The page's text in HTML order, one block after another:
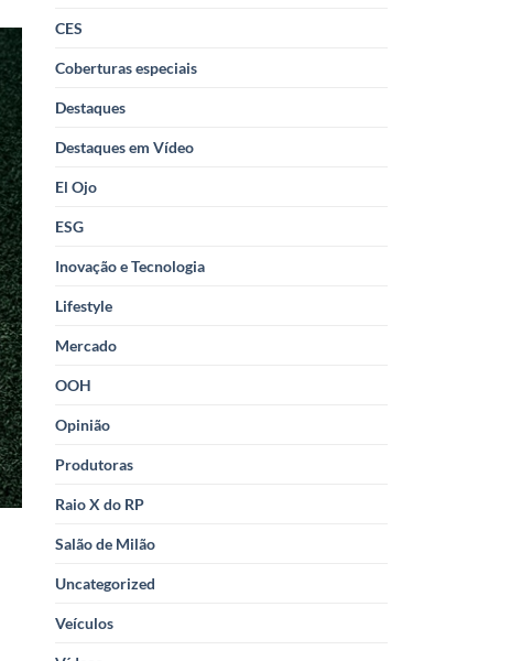
CES
Coberturas especiais
Destaques
Destaques em Vídeo
El Ojo
ESG
Inovação e Tecnologia
Lifestyle
Mercado
OOH
Opinião
Produtoras
Raio X do RP
Salão de Milão
Uncategorized
Veículos